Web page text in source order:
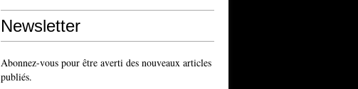
Newsletter
Abonnez-vous pour être averti des nouveaux articles
publiés.